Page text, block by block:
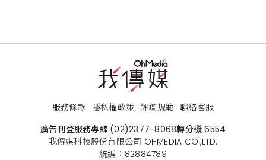
服務條款 隱私權政策 評鑑規範 聯絡客服
廣告刊登服務專線:(02)2377-8068轉分機 6554
我傳媒科技股份有限公司 OHMEDIA CO.,LTD.
統編：82884789